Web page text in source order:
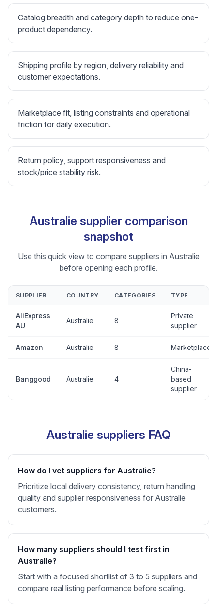
Catalog breadth and category depth to reduce one-
product dependency.
Shipping profile by region, delivery reliability and
customer expectations.
Marketplace fit, listing constraints and operational
friction for daily execution.
Return policy, support responsiveness and
stock/price stability risk.
Australie supplier comparison
snapshot
Use this quick view to compare suppliers in Australie
before opening each profile.
SUPPLIER COUNTRY CATEGORIES TYPE
AliExpress
AU
Australie 8
Private
supplier
Amazon Australie 8 Marketplace
Banggood Australie 4
China-
based
supplier
Australie suppliers FAQ
How do I vet suppliers for Australie?
Prioritize local delivery consistency, return handling
quality and supplier responsiveness for Australie
customers.
How many suppliers should I test first in
Australie?
Start with a focused shortlist of 3 to 5 suppliers and
compare real listing performance before scaling.